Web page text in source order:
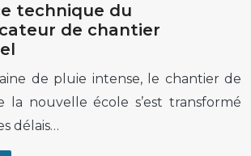
technique du
de chantier
de pluie intense, le chantier de
la nouvelle école s’est transformé
délais…